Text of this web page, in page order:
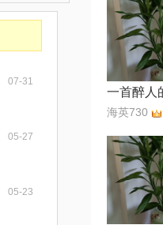
07-31
05-27
05-23
海英730